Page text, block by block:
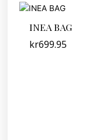
INEA BAG
kr699.95